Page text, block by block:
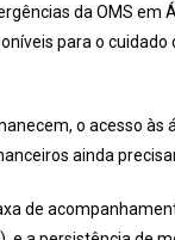
da OMS em
para o
o acesso
ainda
de